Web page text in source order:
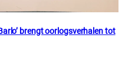
brengt oorlogsverhalen tot